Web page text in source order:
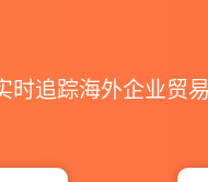
时追踪海外企业贸